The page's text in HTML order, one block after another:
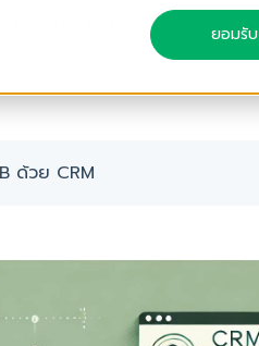
ยอมรับ
ด้วย CRM